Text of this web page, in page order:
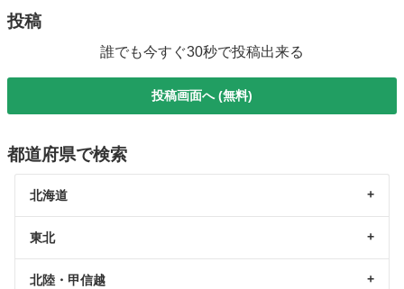
投稿
誰でも今すぐ30秒で投稿出来る
投稿画面へ (無料)
都道府県で検索
北海道
東北
北陸・甲信越